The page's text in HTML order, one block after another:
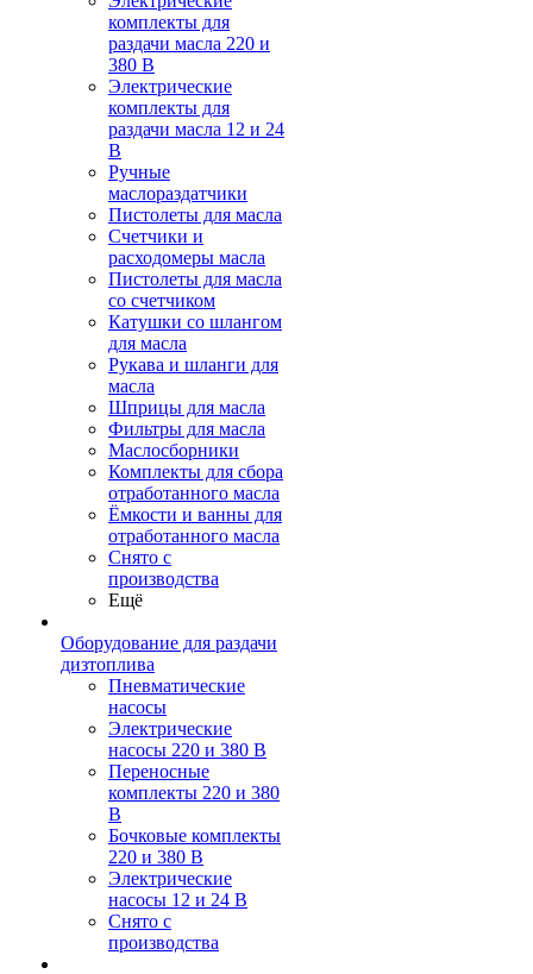
комплекты для
раздачи масла 220 и
380 В
Электрические
комплекты для
раздачи масла 12 и 24
В
Ручные
маслораздатчики
Пистолеты для масла
Счетчики и
расходомеры масла
Пистолеты для масла
со счетчиком
Катушки со шлангом
для масла
Рукава и шланги для
масла
Шприцы для масла
Фильтры для масла
Маслосборники
Комплекты для сбора
отработанного масла
Ёмкости и ванны для
отработанного масла
Снято с
производства
Ещё
Оборудование для раздачи
дизтоплива
Пневматические
насосы
Электрические
насосы 220 и 380 В
Переносные
комплекты 220 и 380
В
Бочковые комплекты
220 и 380 В
Электрические
насосы 12 и 24 В
Снято с
производства